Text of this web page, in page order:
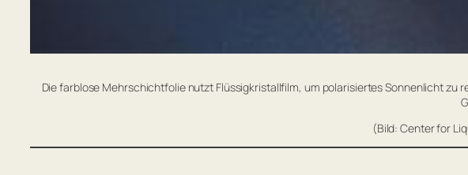
Die farblose Mehrschichtfolie nutzt Flüssigkristallfilm, um polarisiertes Sonnenlicht
(Bild: Center for